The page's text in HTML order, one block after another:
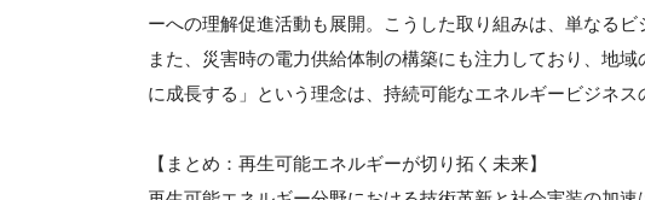
ーへの理解促進活動も展開。こうした取り組みは、単なる
また、災害時の電力供給体制の構築にも注力しており、地
に成長する」という理念は、持続可能なエネルギービジネス
【まとめ：再生可能エネルギーが切り拓く未来】